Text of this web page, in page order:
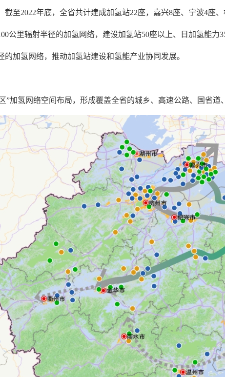
至2022年底，全省共计建成加氢站22座，嘉兴8座、宁波4座
公里辐射半径的加氢网络，建设加氢站50座以上、日加氢能力
加氢网络，推动加氢站建设和氢能产业协同发展。
”加氢网络空间布局，形成覆盖全省的城乡、高速公路、国省道